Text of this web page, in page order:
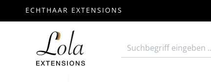
ECHTHAAR EXTENSIONS